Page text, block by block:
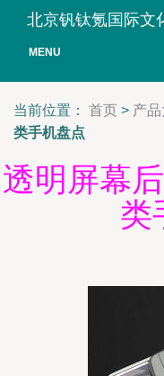
北京钒钛氪国际文
MENU
当前位置： 首页 > 产
类手机盘点
透明屏幕
类